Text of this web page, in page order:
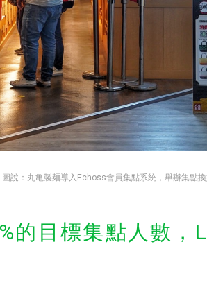
圖說：丸亀製麺導入Echoss會員集點系統，舉辦集點
的目標集點人數，